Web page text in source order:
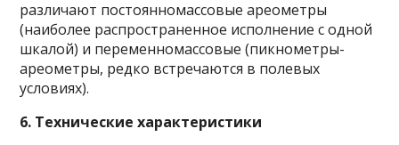
различают постоянномассовые ареометры
(наиболее распространенное исполнение с одной
шкалой) и переменномассовые (пикнометры-
ареометры, редко встречаются в полевых
условиях).
6. Технические характеристики